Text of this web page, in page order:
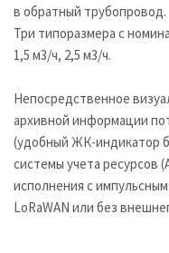
в обратный трубопровод.
Три типоразмера с
1,5 м3/ч, 2,5 м3/ч.
Непосредственное
архивной информации
(удобный ЖК-индикатор
системы учета ресурсов
исполнения с
LoRaWAN или без